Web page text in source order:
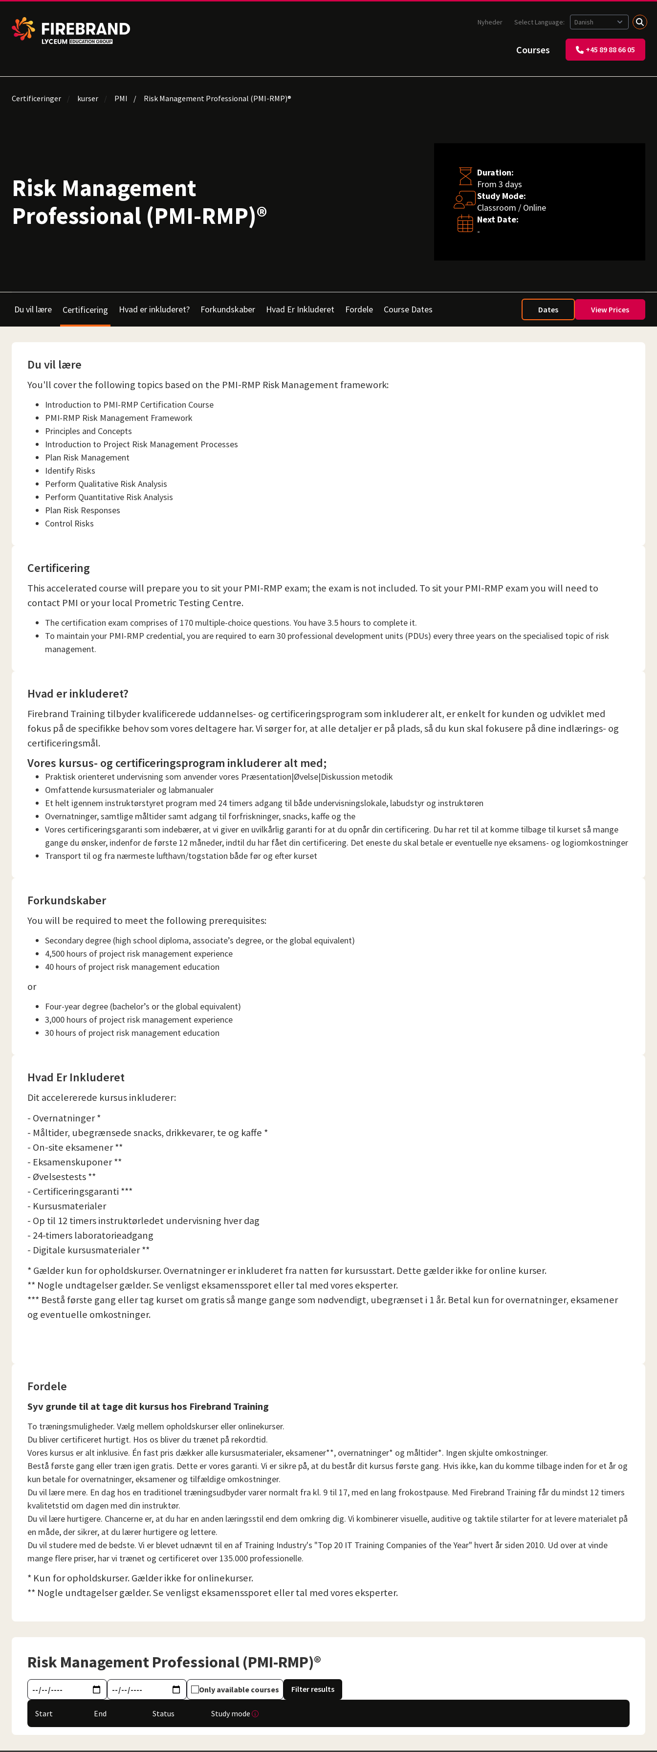
Courses +45 89 88 66 05
Nyheder Select Language:
Certificeringer kurser PMI Risk Management Professional (PMI-RMP)®
Risk Management
Professional (PMI-RMP)®
Duration:
From 3 days
Study Mode:
Classroom / Online
Next Date:
-
Du vil lære Certificering Hvad er inkluderet? Forkundskaber Hvad Er Inkluderet Fordele Course Dates Dates View Prices
Du vil lære
You'll cover the following topics based on the PMI-RMP Risk Management framework:
Introduction to PMI-RMP Certification Course
PMI-RMP Risk Management Framework
Principles and Concepts
Introduction to Project Risk Management Processes
Plan Risk Management
Identify Risks
Perform Qualitative Risk Analysis
Perform Quantitative Risk Analysis
Plan Risk Responses
Control Risks
Certificering
This accelerated course will prepare you to sit your PMI-RMP exam; the exam is not included. To sit your PMI-RMP exam you will need to
contact PMI or your local Prometric Testing Centre.
The certification exam comprises of 170 multiple-choice questions. You have 3.5 hours to complete it.
To maintain your PMI-RMP credential, you are required to earn 30 professional development units (PDUs) every three years on the specialised topic of risk
management.
Hvad er inkluderet?
Firebrand Training tilbyder kvalificerede uddannelses- og certificeringsprogram som inkluderer alt, er enkelt for kunden og udviklet med
fokus på de specifikke behov som vores deltagere har. Vi sørger for, at alle detaljer er på plads, så du kun skal fokusere på dine indlærings- og
certificeringsmål.
Vores kursus- og certificeringsprogram inkluderer alt med;
Praktisk orienteret undervisning som anvender vores Præsentation|Øvelse|Diskussion metodik
Omfattende kursusmaterialer og labmanualer
Et helt igennem instruktørstyret program med 24 timers adgang til både undervisningslokale, labudstyr og instruktøren
Overnatninger, samtlige måltider samt adgang til forfriskninger, snacks, kaffe og the
Vores certificeringsgaranti som indebærer, at vi giver en uvilkårlig garanti for at du opnår din certificering. Du har ret til at komme tilbage til kurset så mange
gange du ønsker, indenfor de første 12 måneder, indtil du har fået din certificering. Det eneste du skal betale er eventuelle nye eksamens- og logiomkostninger
Transport til og fra nærmeste lufthavn/togstation både før og efter kurset
Forkundskaber
You will be required to meet the following prerequisites:
Secondary degree (high school diploma, associate’s degree, or the global equivalent)
4,500 hours of project risk management experience
40 hours of project risk management education
or
Four-year degree (bachelor’s or the global equivalent)
3,000 hours of project risk management experience
30 hours of project risk management education
Hvad Er Inkluderet
Dit accelererede kursus inkluderer:
- Overnatninger *
- Måltider, ubegrænsede snacks, drikkevarer, te og kaffe *
- On-site eksamener **
- Eksamenskuponer **
- Øvelsestests **
- Certificeringsgaranti ***
- Kursusmaterialer
- Op til 12 timers instruktørledet undervisning hver dag
- 24-timers laboratorieadgang
- Digitale kursusmaterialer **
* Gælder kun for opholdskurser. Overnatninger er inkluderet fra natten før kursusstart. Dette gælder ikke for online kurser.
** Nogle undtagelser gælder. Se venligst eksamenssporet eller tal med vores eksperter.
*** Bestå første gang eller tag kurset om gratis så mange gange som nødvendigt, ubegrænset i 1 år. Betal kun for overnatninger, eksamener
og eventuelle omkostninger.
Fordele
Syv grunde til at tage dit kursus hos Firebrand Training
To træningsmuligheder. Vælg mellem opholdskurser eller onlinekurser.
Du bliver certificeret hurtigt. Hos os bliver du trænet på rekordtid.
Vores kursus er alt inklusive. Én fast pris dækker alle kursusmaterialer, eksamener**, overnatninger* og måltider*. Ingen skjulte omkostninger.
Bestå første gang eller træn igen gratis. Dette er vores garanti. Vi er sikre på, at du består dit kursus første gang. Hvis ikke, kan du komme tilbage inden for et år og
kun betale for overnatninger, eksamener og tilfældige omkostninger.
Du vil lære mere. En dag hos en traditionel træningsudbyder varer normalt fra kl. 9 til 17, med en lang frokostpause. Med Firebrand Training får du mindst 12 timers
kvalitetstid om dagen med din instruktør.
Du vil lære hurtigere. Chancerne er, at du har en anden læringsstil end dem omkring dig. Vi kombinerer visuelle, auditive og taktile stilarter for at levere materialet på
en måde, der sikrer, at du lærer hurtigere og lettere.
Du vil studere med de bedste. Vi er blevet udnævnt til en af ​​Training Industry's "Top 20 IT Training Companies of the Year" hvert år siden 2010. Ud over at vinde
mange flere priser, har vi trænet og certificeret over 135.000 professionelle.
* Kun for opholdskurser. Gælder ikke for onlinekurser.
** Nogle undtagelser gælder. Se venligst eksamenssporet eller tal med vores eksperter.
Risk Management Professional (PMI-RMP)®
Only available courses Filter results
Start End Status Study mode